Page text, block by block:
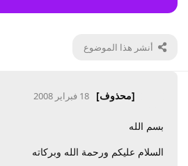
أنشر هذا الموضوع
[محذوف] 18 فبراير 2008
بسم الله
السلام عليكم ورحمة الله وبركاته